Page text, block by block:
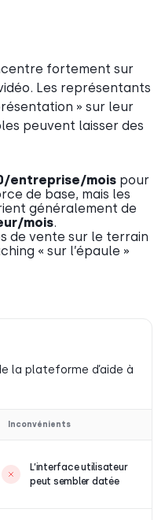
fortement sur
Les représentants
» sur leur
peuvent laisser des
entreprise/mois pour
de base, mais les
généralement de
mois.
de vente sur le terrain
« sur l’épaule »
la plateforme d’aide à
Inconvénients
L’interface utilisateur
peut sembler datée